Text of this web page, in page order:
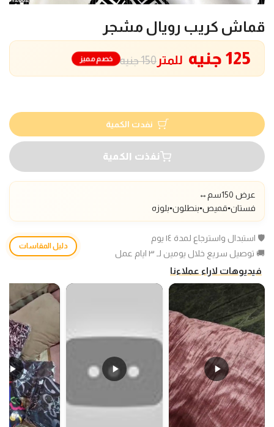
قماش كريب رويال مشجر
150 جنيه 125 جنيه للمتر خصم مميز
نفدت الكمية
نفذت الكمية
عرض 150سم
↔️
فستان▪️قميص▪️بنطلون▪️بلوزه
🛡️ استبدال واسترجاع لمدة ١٤ يوم
🚚 توصيل سريع خلال يومين لـ ٣ ايام عمل
دليل المقاسات
فيديوهات لاراء عملاءنا